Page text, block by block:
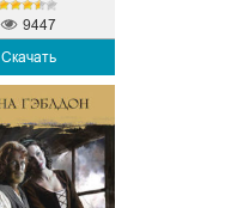
Скачать
9447